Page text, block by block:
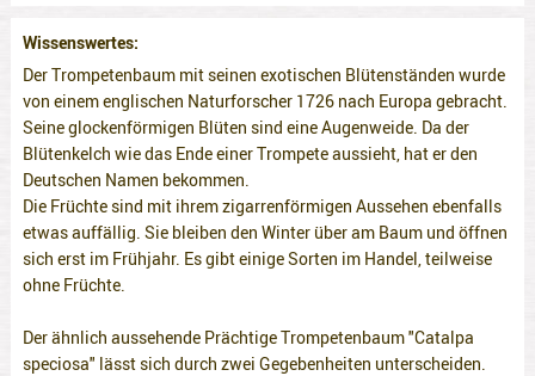
Wissenswertes
Der Trompetenbaum mit seinen exotischen Blütenständen wurde
von einem englischen Naturforscher 1726 nach Europa gebracht.
Seine glockenförmigen Blüten sind eine Augenweide. Da der
Blütenkelch wie das Ende einer Trompete aussieht, hat er den
Deutschen Namen bekommen.
Die Früchte sind mit ihrem zigarrenförmigen Aussehen ebenfalls
etwas auffällig. Sie bleiben den Winter über am Baum und öffnen
sich erst im Frühjahr. Es gibt einige Sorten im Handel, teilweise
ohne Früchte.
Der ähnlich aussehende Prächtige Trompetenbaum "Catalpa
speciosa" lässt sich durch zwei Gegebenheiten unterscheiden.